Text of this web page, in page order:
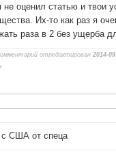
не оценил статью и твои
Их-то как раз я
раза в 2 без ущерба
отредактирован2014-
с США от спеца